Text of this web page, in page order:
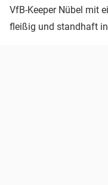
VfB-Keeper Nübel mit
fleißig und standhaft